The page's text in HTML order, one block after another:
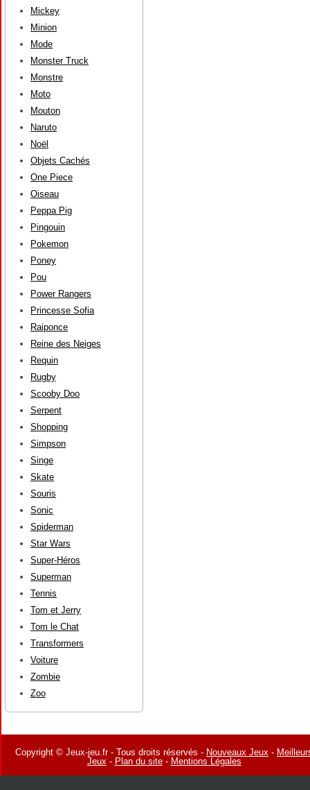
Mickey
Minion
Mode
Monster Truck
Monstre
Moto
Mouton
Naruto
Noël
Objets Cachés
One Piece
Oiseau
Peppa Pig
Pingouin
Pokemon
Poney
Pou
Power Rangers
Princesse Sofia
Raiponce
Reine des Neiges
Requin
Rugby
Scooby Doo
Serpent
Shopping
Simpson
Singe
Skate
Souris
Sonic
Spiderman
Star Wars
Super-Héros
Superman
Tennis
Tom et Jerry
Tom le Chat
Transformers
Voiture
Zombie
Zoo
Copyright © Jeux-jeu.fr - Tous droits réservés - Nouveaux Jeux -
Jeux- Plan du site- Mentions Légales